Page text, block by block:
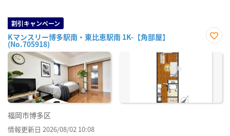
割引キャンペーン
Kマンスリー博多駅南・東比恵駅南 1K-【角部屋】
(No.705918)
に入
福岡市博多区
情報更新日 2026/08/02 10:08